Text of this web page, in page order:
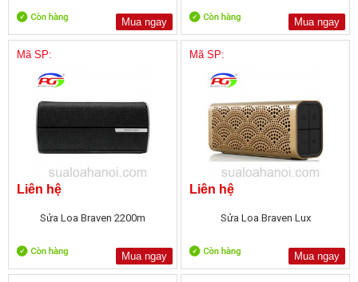
Mua ngay Mua ngay
Mã SP:
Liên hệ
Sửa Loa Braven 2200m
Mua ngay
Mã SP:
Liên hệ
Sửa Loa Braven Lux
Mua ngay